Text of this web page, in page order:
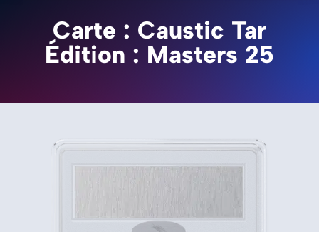
Carte : Caustic Tar
Édition : Masters 25